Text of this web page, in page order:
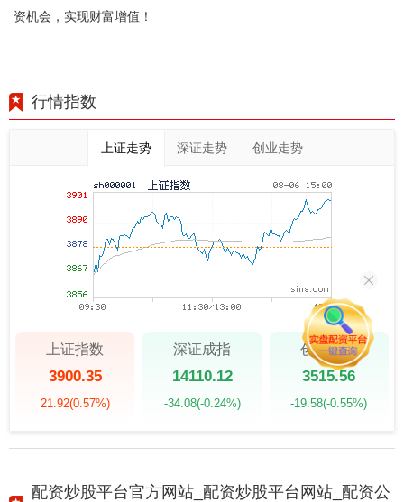
资机会，实现财富增值！
行情指数
上证走势 深证走势 创业走势
上证指数
3900.35
21.92(0.57%)
深证成指
14110.12
-34.08(-0.24%)
创业板指
3515.56
-19.58(-0.55%)
配资炒股平台官方网站_配资炒股平台网站_配资公